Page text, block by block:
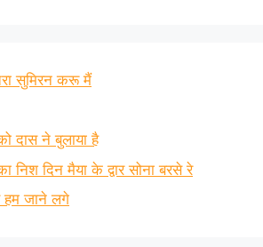
सुमिरन करू मैं
दास ने बुलाया है
निश दिन मैया के द्वार सोना बरसे रे
हम जाने लगे